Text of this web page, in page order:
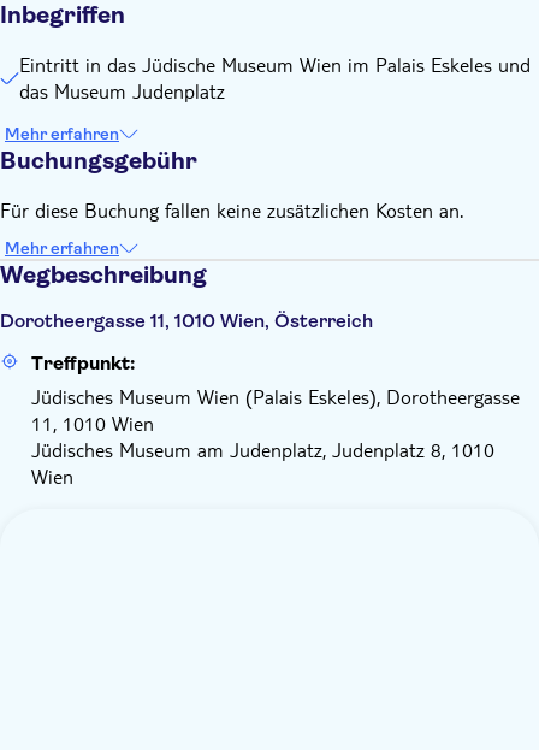
Inbegriffen
Eintritt in das Jüdische Museum Wien im Palais Eskeles und
das Museum Judenplatz
Mehr erfahren
Buchungsgebühr
Für diese Buchung fallen keine zusätzlichen Kosten an.
Mehr erfahren
Wegbeschreibung
Dorotheergasse 11, 1010 Wien, Österreich
Treffpunkt:
Jüdisches Museum Wien (Palais Eskeles), Dorotheergasse
11, 1010 Wien
Jüdisches Museum am Judenplatz, Judenplatz 8, 1010
Wien